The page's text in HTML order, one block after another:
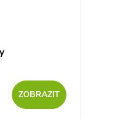
ZOBRAZIT